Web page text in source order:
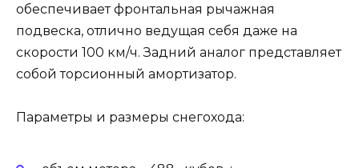
обеспечивает фронтальная рычажная
подвеска, отлично ведущая себя даже на
скорости 100 км/ч. Задний аналог представляет
собой торсионный амортизатор.
Параметры и размеры снегохода: